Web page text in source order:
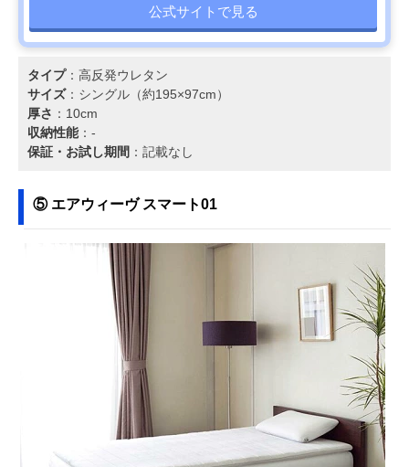
公式サイトで見る
タイプ：高反発ウレタン
サイズ：シングル（約195×97cm）
厚さ ：10cm
収納性能：-
保証・お試し期間 ：記載なし
⑤ エアウィーヴ スマート01